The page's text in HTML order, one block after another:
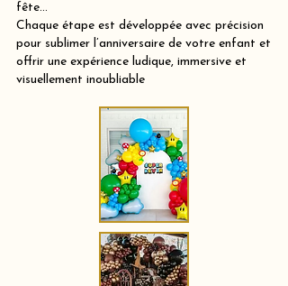
fête…
Chaque étape est développée avec précision
pour sublimer l’anniversaire de votre enfant et
offrir une expérience ludique, immersive et
visuellement inoubliable